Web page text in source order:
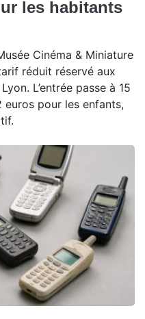
les habitants
Cinéma & Miniature
réduit réservé aux
L’entrée passe à 15
euros pour les enfants,